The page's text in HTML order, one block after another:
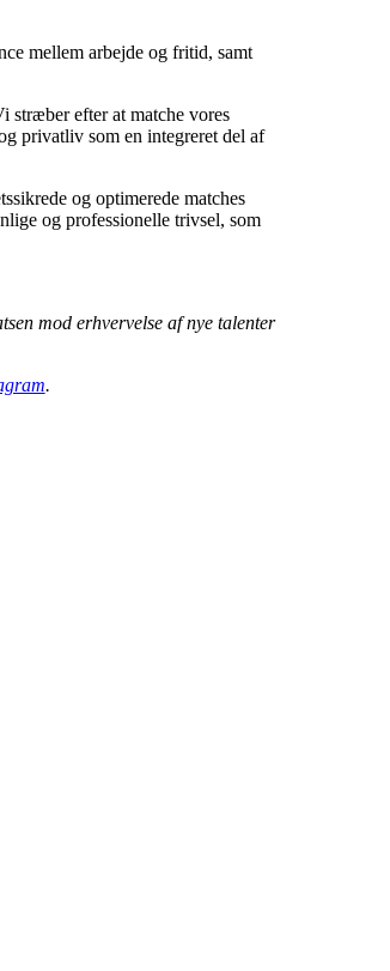
mellem arbejde og fritid, samt
stræber efter at matche vores
privatliv som en integreret del af
og optimerede matches
og professionelle trivsel, som
mod erhvervelse af nye talenter
.